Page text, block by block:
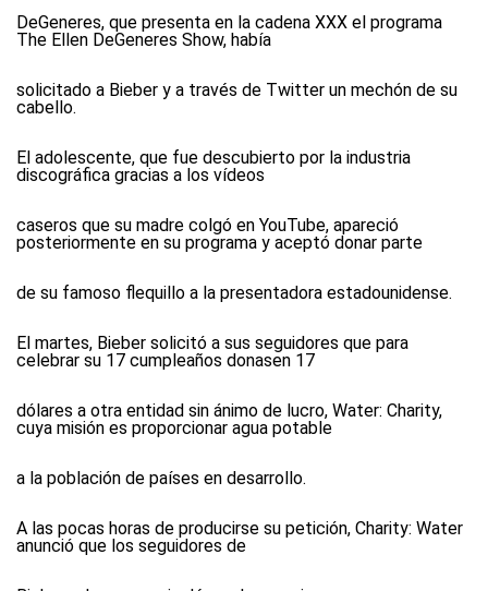
DeGeneres, que presenta en la cadena XXX el programa
The Ellen DeGeneres Show, había
solicitado a Bieber y a través de Twitter un mechón de su
cabello.
El adolescente, que fue descubierto por la industria
discográfica gracias a los vídeos
caseros que su madre colgó en YouTube, apareció
posteriormente en su programa y aceptó donar parte
de su famoso flequillo a la presentadora estadounidense.
El martes, Bieber solicitó a sus seguidores que para
celebrar su 17 cumpleaños donasen 17
dólares a otra entidad sin ánimo de lucro, Water: Charity,
cuya misión es proporcionar agua potable
a la población de países en desarrollo.
A las pocas horas de producirse su petición, Charity: Water
anunció que los seguidores de